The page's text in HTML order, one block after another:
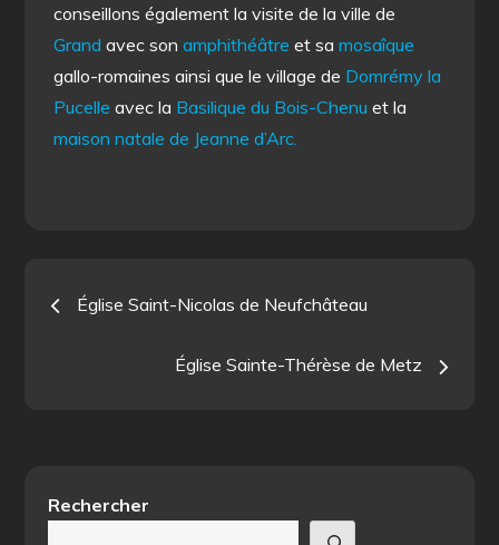
conseillons également la visite de la ville de
Grand avec sonamphithéâtre et samosaîque
gallo-romaines ainsi que le village de Domrémy la
Pucelle avec la Basilique du Bois-Chenu et la
maison natale de Jeanne d’Arc.
Navigation
Église Saint-Nicolas de Neufchâteau
Église Sainte-Thérèse de Metz
Rechercher